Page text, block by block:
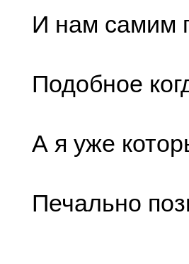
И нам самим
Подобное
А я уже
Печально